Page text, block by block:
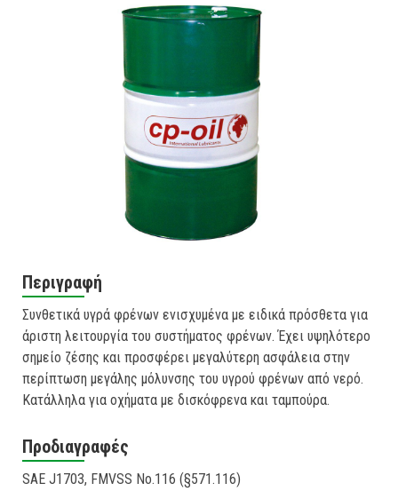
Περιγραφή
Συνθετικά υγρά φρένων ενισχυμένα με ειδικά πρόσθετα για
άριστη λειτουργία του συστήματος φρένων. Έχει υψηλότερο
σημείο ζέσης και προσφέρει μεγαλύτερη ασφάλεια στην
περίπτωση μεγάλης μόλυνσης του υγρού φρένων από νερό.
Κατάλληλα για οχήματα με δισκόφρενα και ταμπούρα.
Προδιαγραφές
SAE J1703, FMVSS No.116 (§571.116)